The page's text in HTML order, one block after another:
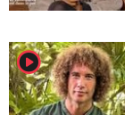
player2